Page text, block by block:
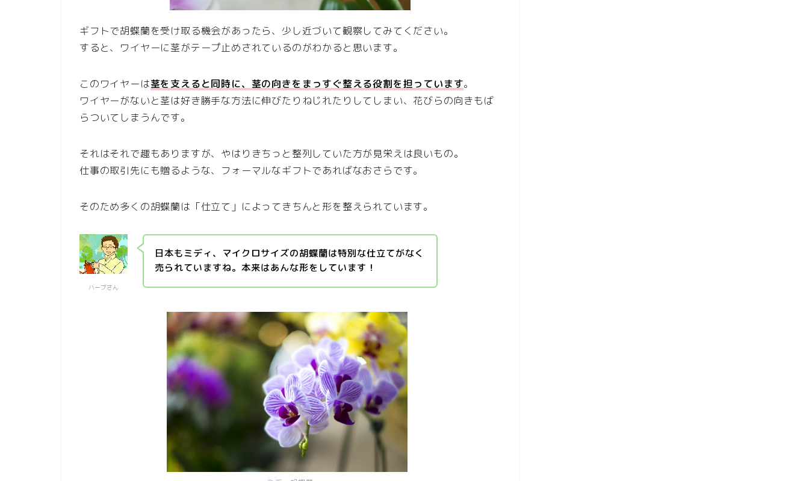
ギフトで胡蝶蘭を受け取る機会があったら、少し近づいて観察してみてください。
すると、ワイヤーに茎がテープ止めされているのがわかると思います。
このワイヤーは茎を支えると同時に、茎の向きをまっすぐ整える役割を担っています。
ワイヤーがないと茎は好き勝手な方法に伸びたりねじれたりしてしまい、花びらの向きもば
らついてしまうんです。
それはそれで趣もありますが、やはりきちっと整列していた方が見栄えは良いもの。
仕事の取引先にも贈るような、フォーマルなギフトであればなおさらです。
そのため多くの胡蝶蘭は「仕立て」によってきちんと形を整えられています。
ハーブさん
日本もミディ、マイクロサイズの胡蝶蘭は特別な仕立てがなく
売られていますね。本来はあんな形をしています！